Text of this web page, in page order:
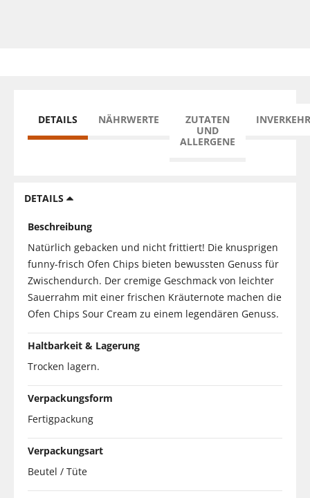
DETAILS NÄHRWERTE
ZUTATEN
UND
ALLERGENE
DETAILS
Beschreibung
Natürlich gebacken und nicht frittiert! Die knusprigen
funny-frisch Ofen Chips bieten bewussten Genuss für
Zwischendurch. Der cremige Geschmack von leichter
Sauerrahm mit einer frischen Kräuternote machen die
Ofen Chips Sour Cream zu einem legendären Genuss.
Haltbarkeit & Lagerung
Trocken lagern.
Verpackungsform
Fertigpackung
Verpackungsart
Beutel / Tüte